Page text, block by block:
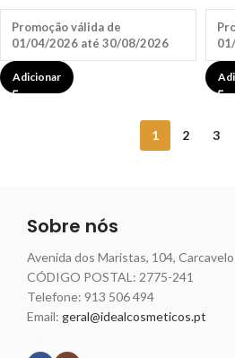
Promoção válida de
01/04/2026 até 30/08/2026
Adicionar
1 2 3
Sobre nós
Avenida dos Maristas, 104,
CÓDIGO POSTAL: 2775-241
Telefone: 913 506 494
Email: geral@idealcosmeticos.pt